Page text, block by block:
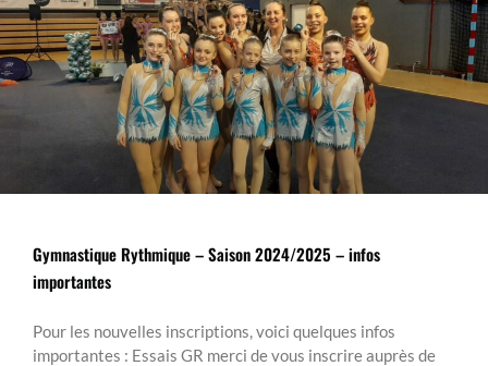
Gymnastique Rythmique – Saison 2024/2025 – infos
importantes
Pour les nouvelles inscriptions, voici quelques infos
importantes : Essais GR merci de vous inscrire auprès de